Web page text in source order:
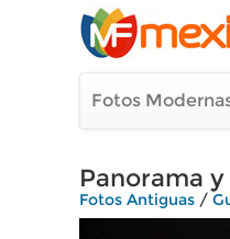
Fotos
Panorama y
Fotos Antiguas /